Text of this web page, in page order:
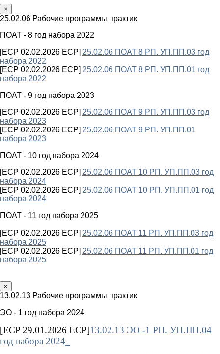
×
25.02.06 Рабочие программы практик
ПОАТ - 8 год набора 2022
[ECP 02.02.2026 ECP] 25.02.06 ПОАТ 8 РП. УП.ПП.03 год
набора 2022
[ECP 02.02.2026 ECP] 25.02.06 ПОАТ 8 РП. УП.ПП.01 год
набора 2022
ПОАТ - 9 год набора 2023
[ECP 02.02.2026 ECP] 25.02.06 ПОАТ 9 РП. УП.ПП.03 год
набора 2023
[ECP 02.02.2026 ECP] 25.02.06 ПОАТ 9 РП. УП.ПП.01
набора 2023
ПОАТ - 10 год набора 2024
[ECP 02.02.2026 ECP] 25.02.06 ПОАТ 10 РП. УП.ПП.03 год
набора 2024
[ECP 02.02.2026 ECP] 25.02.06 ПОАТ 10 РП. УП.ПП.01 год
набора 2024
ПОАТ - 11 год набора 2025
[ECP 02.02.2026 ECP] 25.02.06 ПОАТ 11 РП. УП.ПП.03 год
набора 2025
[ECP 02.02.2026 ECP] 25.02.06 ПОАТ 11 РП. УП.ПП.01 год
набора 2025
×
13.02.13 Рабочие программы практик
ЭО - 1 год набора 2024
[ECP 29.01.2026 ECP]13.02.13 ЭО -1 РП. УП.ПП.04
год набора 2024_